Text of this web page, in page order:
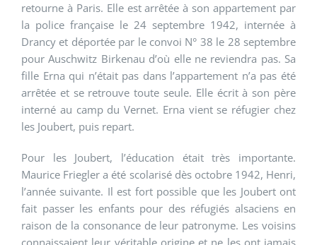
retourne à Paris. Elle est arrêtée à son appartement par
la police française le 24 septembre 1942, internée à
Drancy et déportée par le convoi N° 38 le 28 septembre
pour Auschwitz Birkenau d’où elle ne reviendra pas. Sa
fille Erna qui n’était pas dans l’appartement n’a pas été
arrêtée et se retrouve toute seule. Elle écrit à son père
interné au camp du Vernet. Erna vient se réfugier chez
les Joubert, puis repart.
Pour les Joubert, l’éducation était très importante.
Maurice Friegler a été scolarisé dès octobre 1942, Henri,
l’année suivante. Il est fort possible que les Joubert ont
fait passer les enfants pour des réfugiés alsaciens en
raison de la consonance de leur patronyme. Les voisins